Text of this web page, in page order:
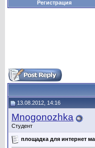
Регистрация
13.08.2012, 14:16
Mnogonozhka
Студент
площадка для интернет